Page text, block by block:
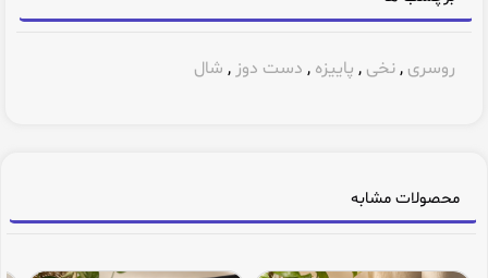
روسری ,نخی , پاییزه , دست دوز , شال
محصولات مشابه